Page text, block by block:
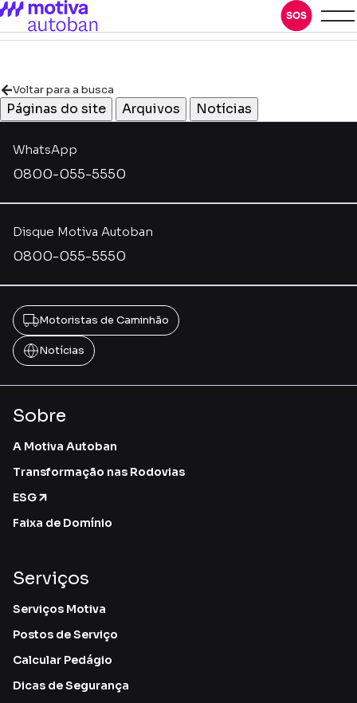
Voltar para a busca
Páginas do site Arquivos Notícias
Disque Motiva Autoban
0800-055-5550
WhatsApp
0800-055-5550
Motoristas de Caminhão
Notícias
Sobre
A Motiva Autoban
Transformação nas Rodovias
ESG
Faixa de Domínio
Serviços
Serviços Motiva
Postos de Serviço
Calcular Pedágio
Dicas de Segurança